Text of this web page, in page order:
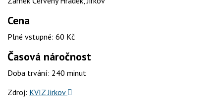
Cena
Plné vstupné: 60 Kč
Časová náročnost
Doba trvání: 240 minut
Zdroj: KVIZ Jirkov